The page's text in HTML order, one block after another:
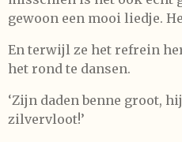
gewoon een mooi liedje.
En terwijl ze het refrein
het rond te dansen.
‘Zijn daden benne groot,
zilvervloot!’